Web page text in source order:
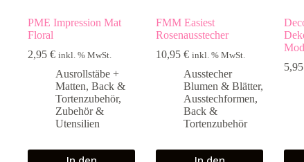
PME Impression Mat
Floral
2,95 € inkl. % MwSt.
Ausrollstäbe +
Matten, Back &
Tortenzubehör,
Zubehör &
Utensilien
FMM Easiest
Rosenausstecher
10,95 € inkl. % MwSt.
Ausstecher
Blumen & Blätter,
Ausstechformen,
Back &
Tortenzubehör
5,95